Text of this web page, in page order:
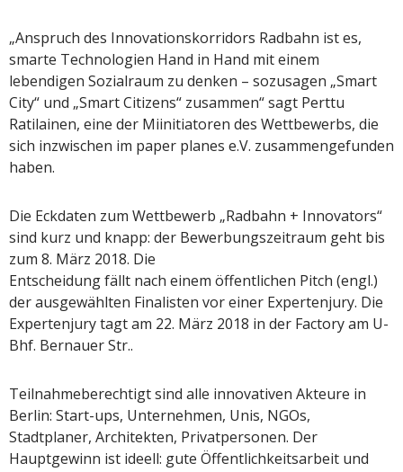
„Anspruch des Innovationskorridors Radbahn ist es,
smarte Technologien Hand in Hand mit einem
lebendigen Sozialraum zu denken – sozusagen „Smart
City“ und „Smart Citizens“ zusammen“ sagt Perttu
Ratilainen, eine der Miinitiatoren des Wettbewerbs, die
sich inzwischen im paper planes e.V. zusammengefunden
haben.
Die Eckdaten zum Wettbewerb „Radbahn + Innovators“
sind kurz und knapp: der Bewerbungszeitraum geht bis
zum 8. März 2018. Die
Entscheidung fällt nach einem öffentlichen Pitch (engl.)
der ausgewählten Finalisten vor einer Expertenjury. Die
Expertenjury tagt am 22. März 2018 in der Factory am U-
Bhf. Bernauer Str..
Teilnahmeberechtigt sind alle innovativen Akteure in
Berlin: Start-ups, Unternehmen, Unis, NGOs,
Stadtplaner, Architekten, Privatpersonen. Der
Hauptgewinn ist ideell: gute Öffentlichkeitsarbeit und